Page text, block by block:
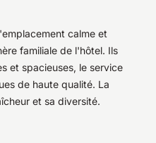
calme et
familiale de l'hôtel. Ils
et spacieuses, le service
de haute qualité. La
et sa diversité.